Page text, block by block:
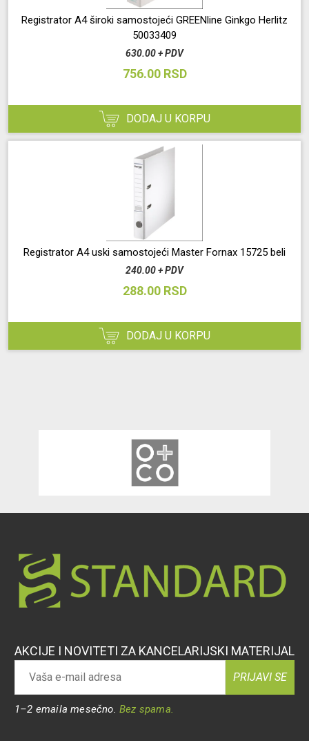
Registrator A4 široki samostojeći GREENline Ginkgo Herlitz
50033409
630.00 + PDV
756.00 RSD
DODAJ U KORPU
Registrator A4 uski samostojeći Master Fornax 15725 beli
240.00 + PDV
288.00 RSD
DODAJ U KORPU
AKCIJE I NOVITETI ZA KANCELARIJSKI MATERIJAL
PRIJAVI SE
1–2 emaila mesečno. Bez spama.